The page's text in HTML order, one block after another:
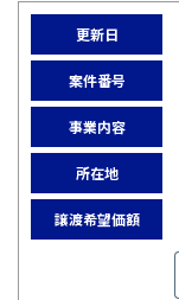
更新日
案件番号
事業内容
所在地
譲渡希望価額